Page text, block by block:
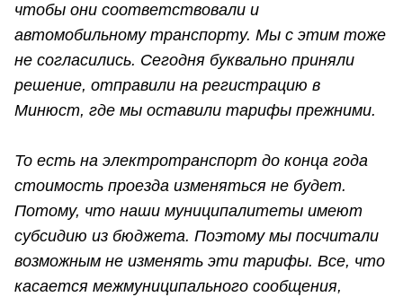
чтобы они соответствовали и
автомобильному транспорту. Мы с этим тоже
не согласились. Сегодня буквально приняли
решение, отправили на регистрацию в
Минюст, где мы оставили тарифы прежними.
То есть на электротранспорт до конца года
стоимость проезда изменяться не будет.
Потому, что наши муниципалитеты имеют
субсидию из бюджета. Поэтому мы посчитали
возможным не изменять эти тарифы. Все, что
касается межмуниципального сообщения,